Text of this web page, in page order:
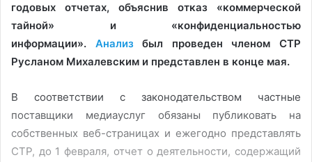
годовых отчетах, объяснив отказ «коммерческой
тайной» и «конфиденциальностью
информации». Анализ был проведен членом СТР
Русланом Михалевским и представлен в конце мая.
В соответствии с законодательством частные
поставщики медиауслуг обязаны публиковать на
собственных веб-страницах и ежегодно представлять
СТР, до 1 февраля, отчет о деятельности, содержащий